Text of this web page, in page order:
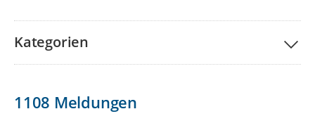
Klicken Sie auf „Meldung absenden“.Ihre Meldung wird
nach redaktioneller Prüfung sichtbar (diese erfolgt 1x
täglich, Mo-Fr, außer Feiertage).
Gleichzeitig wird der
jeweils zuständige Fachbereich automatisch informiert.
Melden Sie bitte nur solche Mängel, die den
Kategorien
1108 Meldungen